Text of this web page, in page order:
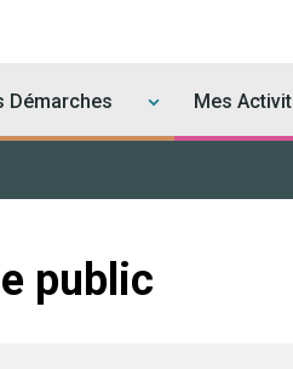
Démarches Mes
public